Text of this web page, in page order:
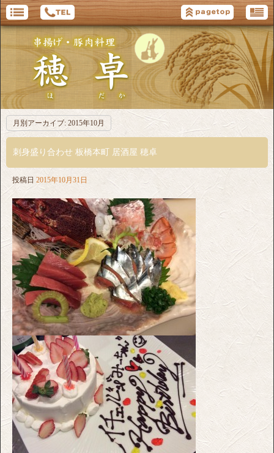
月別アーカイブ: 2015年10月
刺身盛り合わせ 板橋本町 居酒屋 穂卓
投稿日 2015年10月31日